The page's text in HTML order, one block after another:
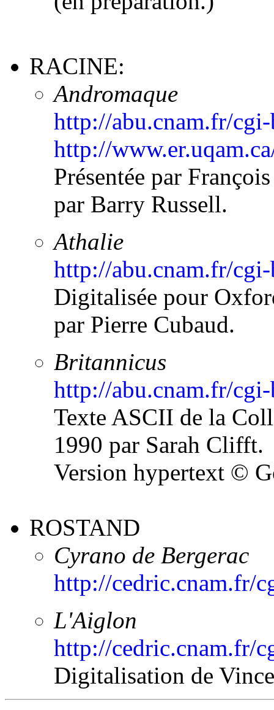
RACINE:
Andromaque
http://abu.cnam.fr/
http://
Présentée par
par Barry Russell.
Athalie
http://abu.cnam.fr/
Digitalisée pour
par Pierre Cubaud.
Britannicus
http://abu.cnam.fr/
Texte ASCII de la
1990 par Sarah Clifft.
Version hypertext ©
ROSTAND
Cyrano de Bergerac
http://cedric.cnam.fr/
L'Aiglon
http://cedric.cnam.fr/
Digitalisation de